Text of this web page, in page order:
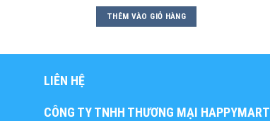
THÊM VÀO GIỎ HÀNG
LIÊN HỆ
CÔNG TY TNHH THƯƠNG MẠI HAPPYMART